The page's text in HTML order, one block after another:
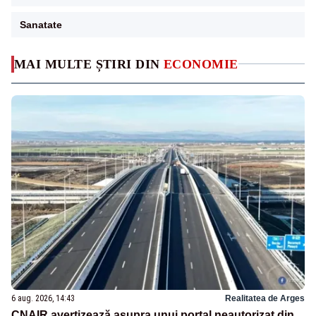
MAI MULTE ȘTIRI DIN ECONOMIE
6 aug. 2026, 14:43 Realitatea de Arges
Sanatate